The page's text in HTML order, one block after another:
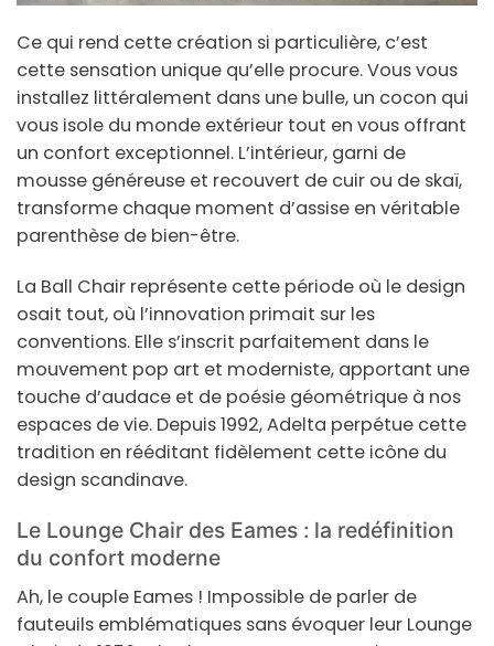
Ce qui rend cette création si particulière, c’est
cette sensation unique qu’elle procure. Vous vous
installez littéralement dans une bulle, un cocon qui
vous isole du monde extérieur tout en vous offrant
un confort exceptionnel. L’intérieur, garni de
mousse généreuse et recouvert de cuir ou de skaï,
transforme chaque moment d’assise en véritable
parenthèse de bien-être.
La Ball Chair représente cette période où le design
osait tout, où l’innovation primait sur les
conventions. Elle s’inscrit parfaitement dans le
mouvement pop art et moderniste, apportant une
touche d’audace et de poésie géométrique à nos
espaces de vie. Depuis 1992, Adelta perpétue cette
tradition en rééditant fidèlement cette icône du
design scandinave.
Le Lounge Chair des Eames : la redéfinition
du confort moderne
Ah, le couple Eames ! Impossible de parler de
fauteuils emblématiques sans évoquer leur Lounge